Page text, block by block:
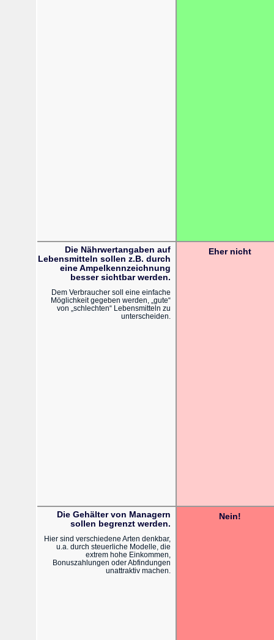
Die Nährwertangaben auf
Lebensmitteln sollen z.B. durch
eine Ampelkennzeichnung
besser sichtbar werden.
Dem Verbraucher soll eine einfache
Möglichkeit gegeben werden, „gute“
von „schlechten“ Lebensmitteln zu
unterscheiden.
Eher nicht
Die Gehälter von Managern
sollen begrenzt werden.
Hier sind verschiedene Arten denkbar,
u.a. durch steuerliche Modelle, die
extrem hohe Einkommen,
Bonuszahlungen oder Abfindungen
unattraktiv machen.
Nein!